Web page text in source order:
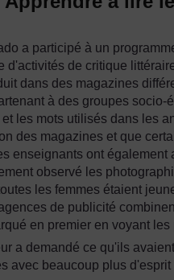
a participé à un
d'activités de critique
dans des magazines
à des groupes
les mots utilisés dans les
des magazines et que
enseignants ont
observé les
les femmes étaient
de publicité
en premier en voyant les
a demandé ce qu'ils
avec beaucoup plus d'esprit